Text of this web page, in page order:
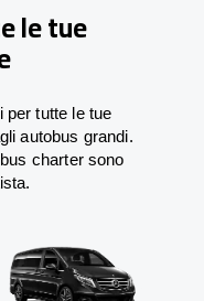
le tue
per tutte le tue
autobus grandi.
charter sono